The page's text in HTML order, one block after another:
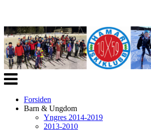
Veksle
navigasjon
Forsiden
Barn & Ungdom
Yngres 2014-2019
2013-2010